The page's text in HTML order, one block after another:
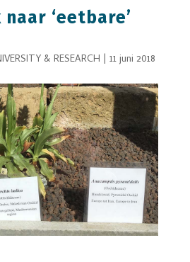
‘eetbare’
& RESEARCH | 11 juni 2018